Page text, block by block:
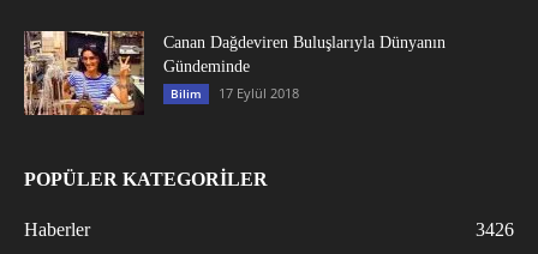
Canan Dağdeviren Buluşlarıyla Dünyanın
Gündeminde
Bilim 17 Eylül 2018
POPÜLER KATEGORİLER
Haberler
3426